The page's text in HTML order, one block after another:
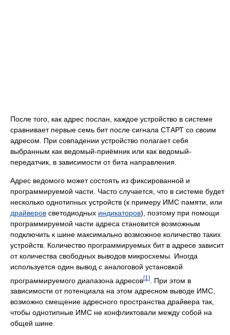
После того, как адрес послан, каждое устройство в системе
сравнивает первые семь бит после сигнала СТАРТ со своим
адресом. При совпадении устройство полагает себя
выбранным как ведомый-приёмник или как ведомый-
передатчик, в зависимости от бита направления.
Адрес ведомого может состоять из фиксированной и
программируемой части. Часто случается, что в системе будет
несколько однотипных устройств (к примеру ИМС памяти, или
драйверов светодиодных индикаторов), поэтому при помощи
программируемой части адреса становится возможным
подключить к шине максимально возможное количество таких
устройств. Количество программируемых бит в адресе зависит
от количества свободных выводов микросхемы. Иногда
используется один вывод с аналоговой установкой
программируемого диапазона адресов[1]
. При этом в
зависимости от потенциала на этом адресном выводе ИМС,
возможно смещение адресного пространства драйвера так,
чтобы однотипные ИМС не конфликтовали между собой на
общей шине.